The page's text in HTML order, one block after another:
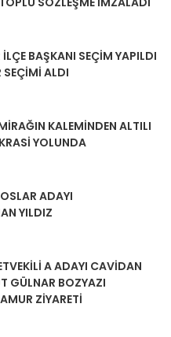
BAŞKANI SEÇİM YAPILDI
SEÇİMİ ALDI
KALEMİNDEN ALTILI
YOLUNDA
ADAYI
YILDIZ
A ADAYI CAVİDAN
GÜLNAR BOZYAZI
ZİYARETİ